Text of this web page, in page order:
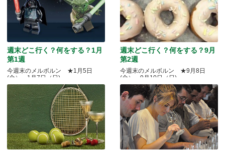
週末どこ行く？何をする？1月
第1週
今週末のメルボルン ★1月5日
(金）～1月7日（日)
週末どこ行く？何をする？9月
第2週
今週末のメルボルン ★9月8日
(金）～9月10日（日)